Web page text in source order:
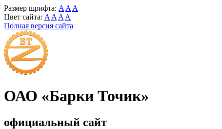
Размер шрифта: A A A
Цвет сайта: A A A A
Полная версия сайта
ОАО «Барки Точик»
официальный сайт